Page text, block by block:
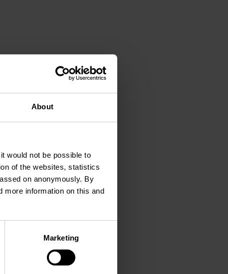
About
would not be possible to
of the websites, statistics
on anonymously. By
more information on this and
Marketing